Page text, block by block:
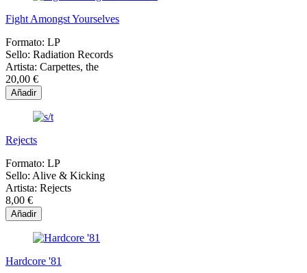
Fight Amongst Yourselves
Formato: LP
Sello: Radiation Records
Artista: Carpettes, the
20,00 €
Añadir
Rejects
Formato: LP
Sello: Alive & Kicking
Artista: Rejects
8,00 €
Añadir
Hardcore '81